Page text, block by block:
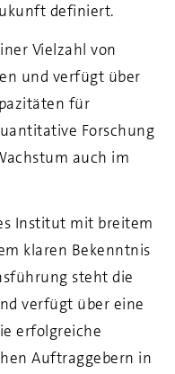
definiert.
Vielzahl von
und verfügt über
für
Forschung
auch im
Institut mit breitem
klaren Bekenntnis
steht die
verfügt über eine
erfolgreiche
Auftraggebern in